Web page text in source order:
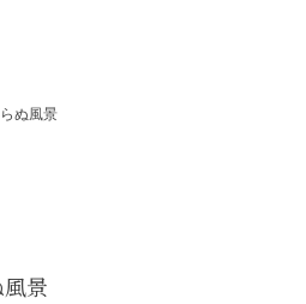
ぬ風景
景